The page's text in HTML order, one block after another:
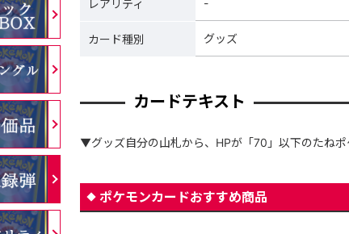
レアリティ -
カード種別 グッズ
カードテキスト
▼グッズ自分の山札から、HPが「70」以下のたね
ポケモンカードおすすめ商品